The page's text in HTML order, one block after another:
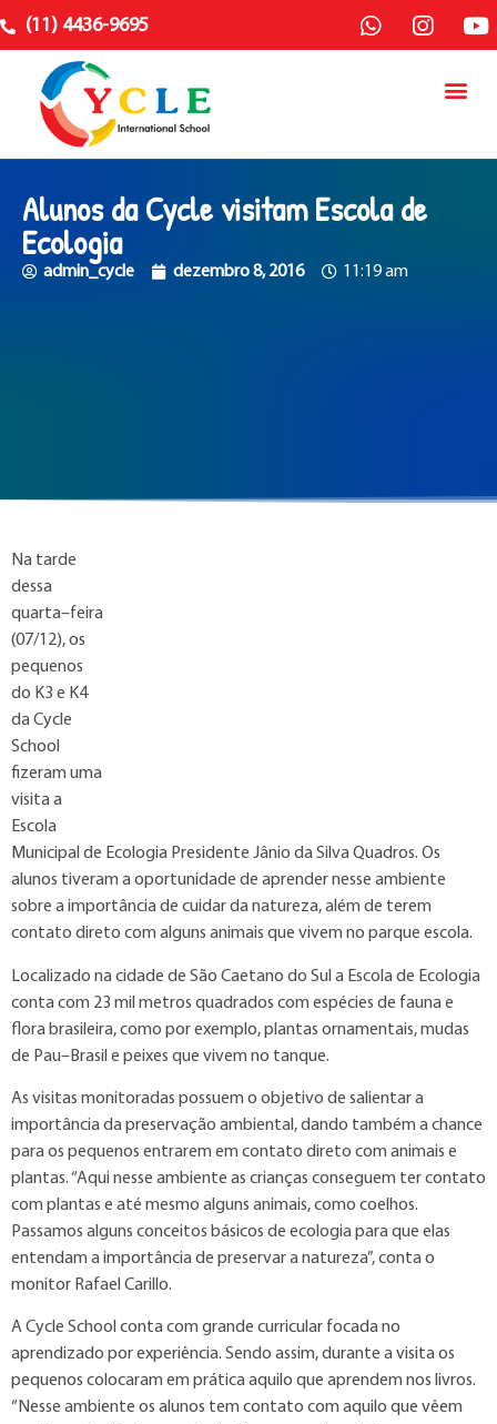
(11) 4436-9695
Alunos da Cycle visitam Escola de
Ecologia
admin_cycle dezembro 8, 2016 11:19 am
Na tarde
dessa
quarta–feira
(07/12), os
pequenos
do K3 e K4
da Cycle
School
fizeram uma
visita a
Escola
Municipal de Ecologia Presidente Jânio da Silva Quadros. Os
alunos tiveram a oportunidade de aprender nesse ambiente
sobre a importância de cuidar da natureza, além de terem
contato direto com alguns animais que vivem no parque escola.
Localizado na cidade de São Caetano do Sul a Escola de Ecologia
conta com 23 mil metros quadrados com espécies de fauna e
flora brasileira, como por exemplo, plantas ornamentais, mudas
de Pau–Brasil e peixes que vivem no tanque.
As visitas monitoradas possuem o objetivo de salientar a
importância da preservação ambiental, dando também a chance
para os pequenos entrarem em contato direto com animais e
plantas. “Aqui nesse ambiente as crianças conseguem ter contato
com plantas e até mesmo alguns animais, como coelhos.
Passamos alguns conceitos básicos de ecologia para que elas
entendam a importância de preservar a natureza”, conta o
monitor Rafael Carillo.
A Cycle School conta com grande curricular focada no
aprendizado por experiência. Sendo assim, durante a visita os
pequenos colocaram em prática aquilo que aprendem nos livros.
“Nesse ambiente os alunos tem contato com aquilo que vêem